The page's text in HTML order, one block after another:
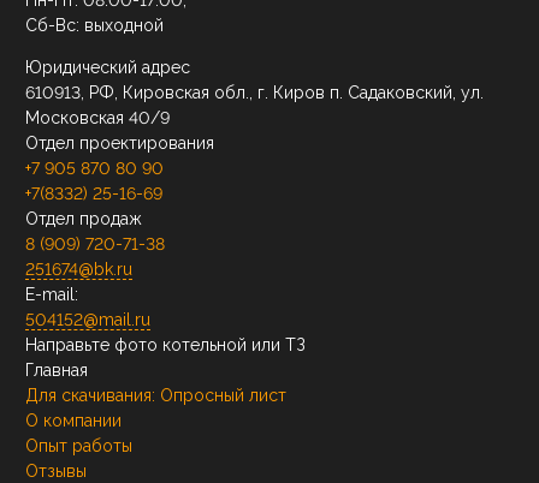
Сб-Вс: выходной
Юридический адрес
610913, РФ, Кировская обл., г. Киров п. Садаковский, ул.
Московская 40/9
Отдел проектирования
+7 905 870 80 90
+7(8332) 25-16-69
Отдел продаж
8 (909) 720-71-38
251674@bk.ru
E-mail:
504152@mail.ru
Направьте фото котельной или ТЗ
Главная
Для скачивания: Опросный лист
О компании
Опыт работы
Отзывы